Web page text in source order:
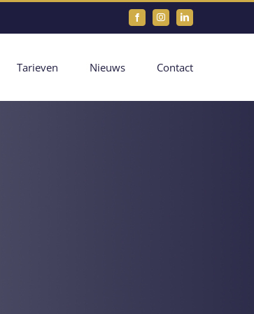
FacebookInstagramLinkedIn
Tarieven Nieuws Contact